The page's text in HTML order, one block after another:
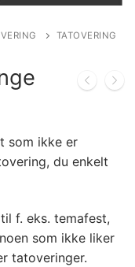
TATOVERING
som ikke er
du enkelt
f. eks. temafest,
som ikke liker
tatoveringer.